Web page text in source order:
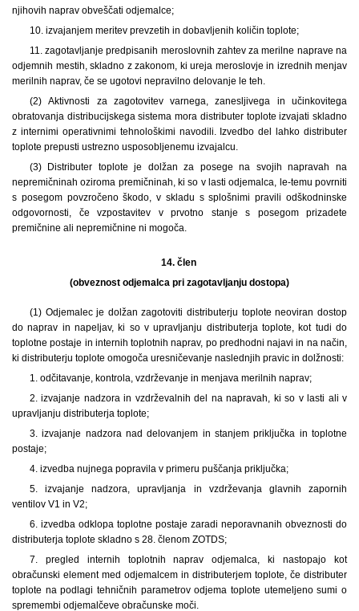
njihovih naprav obveščati odjemalce;
10. izvajanjem meritev prevzetih in dobavljenih količin toplote;
11. zagotavljanje predpisanih meroslovnih zahtev za merilne naprave na
odjemnih mestih, skladno z zakonom, ki ureja meroslovje in izrednih menjav
merilnih naprav, če se ugotovi nepravilno delovanje le teh.
(2) Aktivnosti za zagotovitev varnega, zanesljivega in učinkovitega
obratovanja distribucijskega sistema mora distributer toplote izvajati skladno
z internimi operativnimi tehnološkimi navodili. Izvedbo del lahko distributer
toplote prepusti ustrezno usposobljenemu izvajalcu.
(3) Distributer toplote je dolžan za posege na svojih napravah na
nepremičninah oziroma premičninah, ki so v lasti odjemalca, le-temu povrniti
s posegom povzročeno škodo, v skladu s splošnimi pravili odškodninske
odgovornosti, če vzpostavitev v prvotno stanje s posegom prizadete
premičnine ali nepremičnine ni mogoča.
14. člen
(obveznost odjemalca pri zagotavljanju dostopa)
(1) Odjemalec je dolžan zagotoviti distributerju toplote neoviran dostop
do naprav in napeljav, ki so v upravljanju distributerja toplote, kot tudi do
toplotne postaje in internih toplotnih naprav, po predhodni najavi in na način,
ki distributerju toplote omogoča uresničevanje naslednjih pravic in dolžnosti:
1. odčitavanje, kontrola, vzdrževanje in menjava merilnih naprav;
2. izvajanje nadzora in vzdrževalnih del na napravah, ki so v lasti ali v
upravljanju distributerja toplote;
3. izvajanje nadzora nad delovanjem in stanjem priključka in toplotne
postaje;
4. izvedba nujnega popravila v primeru puščanja priključka;
5. izvajanje nadzora, upravljanja in vzdrževanja glavnih zapornih
ventilov V1 in V2;
6. izvedba odklopa toplotne postaje zaradi neporavnanih obveznosti do
distributerja toplote skladno s 28. členom ZOTDS;
7. pregled internih toplotnih naprav odjemalca, ki nastopajo kot
obračunski element med odjemalcem in distributerjem toplote, če distributer
toplote na podlagi tehničnih parametrov odjema toplote utemeljeno sumi o
spremembi odjemalčeve obračunske moči.